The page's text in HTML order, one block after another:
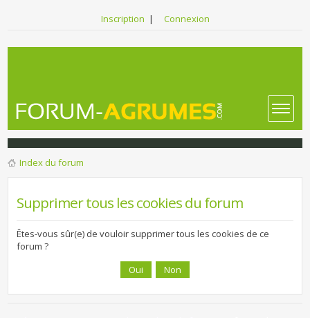
Inscription | Connexion
Index du forum
Supprimer tous les cookies du forum
Êtes-vous sûr(e) de vouloir supprimer tous les cookies de ce
forum ?